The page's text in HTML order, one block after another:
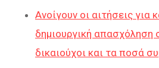
Ανοίγουν οι αιτήσεις για
δημιουργική απασχόληση
δικαιούχοι και τα ποσά